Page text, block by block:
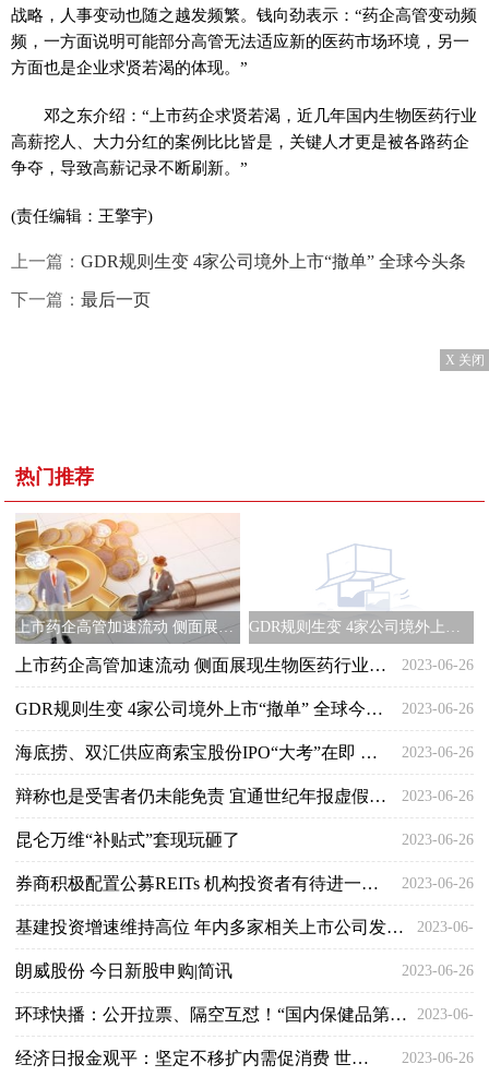
战略，人事变动也随之越发频繁。钱向劲表示：“药企高管变动频
频，一方面说明可能部分高管无法适应新的医药市场环境，另一
方面也是企业求贤若渴的体现。”
邓之东介绍：“上市药企求贤若渴，近几年国内生物医药行业
高薪挖人、大力分红的案例比比皆是，关键人才更是被各路药企
争夺，导致高薪记录不断刷新。”
(责任编辑：王擎宇)
上一篇： GDR规则生变 4家公司境外上市“撤单” 全球今头条
下一篇： 最后一页
X 关闭
热门推荐
上市药企高管加速流动 侧面展现生物医药行业竞争加剧 GDR规则生变 4家公司境外上市“撤单” 全球今头条
上市药企高管加速流动 侧面展现生物医药行业竞争加剧 2023-06-26
GDR规则生变 4家公司境外上市“撤单” 全球今头条 2023-06-26
海底捞、双汇供应商索宝股份IPO“大考”在即 每日信息 2023-06-26
辩称也是受害者仍未能免责 宜通世纪年报虚假记载被处罚 2023-06-26
昆仑万维“补贴式”套现玩砸了 2023-06-26
券商积极配置公募REITs 机构投资者有待进一步丰富 2023-06-26
基建投资增速维持高位 年内多家相关上市公司发布近百起重大项目中标公告 2023-06-
26
朗威股份 今日新股申购|简讯 2023-06-26
环球快播：公开拉票、隔空互怼！“国内保健品第一股”两大股东鏖战董事会 2023-06-
26
经济日报金观平：坚定不移扩内需促消费 世界讯息 2023-06-26